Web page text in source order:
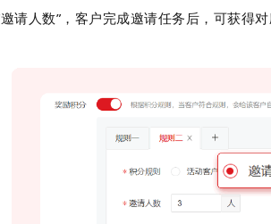
请人数”，客户完成邀请任务后，可获得对